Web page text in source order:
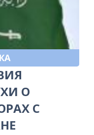
О
С